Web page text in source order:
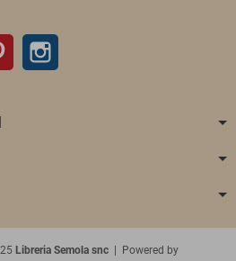
Pinterest
Libreria Semola snc | Powered by